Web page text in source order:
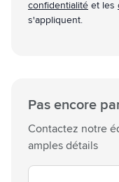
confidentialité et les
s'appliquent.
Pas encore
Contactez notre
amples détails